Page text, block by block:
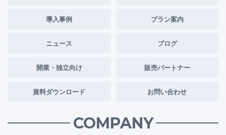
導入事例 プラン案内
ニュース ブログ
開業・独立向け 販売パートナー
資料ダウンロード お問い合わせ
COMPANY